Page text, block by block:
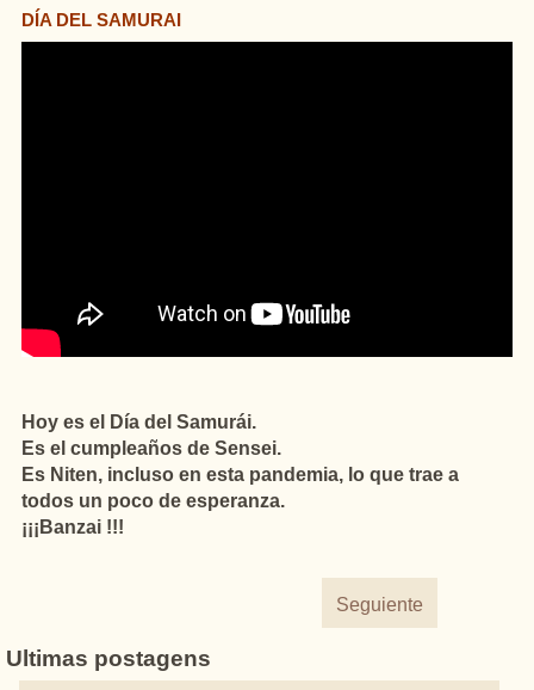
DÍA DEL SAMURAI
Hoy es el Día del Samurái.
Es el cumpleaños de Sensei.
Es Niten, incluso en esta pandemia, lo que trae a
todos un poco de esperanza.
¡¡¡Banzai !!!
Seguiente
Ultimas postagens